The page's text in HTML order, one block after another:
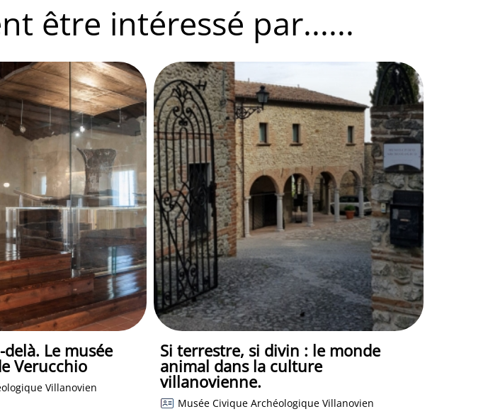
être intéressé par......
Le musée
Verucchio
Villanovien
Si terrestre, si divin : le monde
animal dans la culture
villanovienne.
Musée Civique Archéologique Villanovien